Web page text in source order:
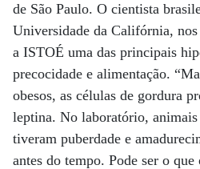
de São Paulo. O cientista
Universidade da Califórnia,
a ISTOÉ uma das principais
precocidade e alimentação.
obesos, as células de gordura
leptina. No laboratório,
tiveram puberdade e
antes do tempo. Pode ser o que